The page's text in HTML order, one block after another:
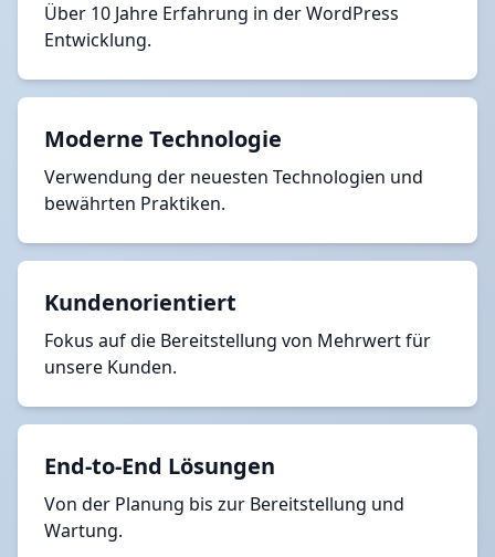
Über 10 Jahre Erfahrung in der WordPress
Entwicklung.
Moderne Technologie
Verwendung der neuesten Technologien und
bewährten Praktiken.
Kundenorientiert
Fokus auf die Bereitstellung von Mehrwert für
unsere Kunden.
End-to-End Lösungen
Von der Planung bis zur Bereitstellung und
Wartung.